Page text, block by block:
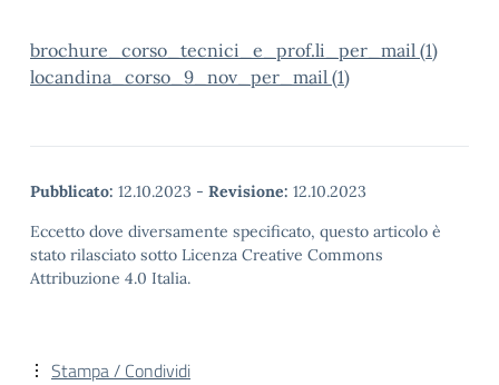
brochure_corso_tecnici_e_prof.li_per_mail (1)
locandina_corso_9_nov_per_mail (1)
Pubblicato: 12.10.2023 - Revisione: 12.10.2023
Eccetto dove diversamente specificato, questo articolo è
stato rilasciato sotto Licenza Creative Commons
Attribuzione 4.0 Italia.
Stampa / Condividi